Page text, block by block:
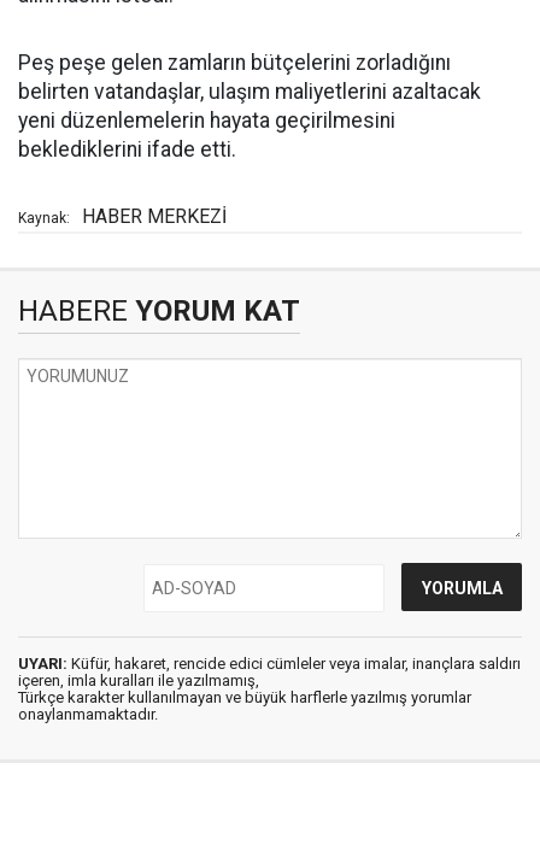
Peş peşe gelen zamların bütçelerini zorladığını
belirten vatandaşlar, ulaşım maliyetlerini azaltacak
yeni düzenlemelerin hayata geçirilmesini
beklediklerini ifade etti.
Kaynak: HABER MERKEZİ
HABERE YORUM KAT
UYARI: Küfür, hakaret, rencide edici cümleler veya imalar, inançlara saldırı
içeren, imla kuralları ile yazılmamış,
Türkçe karakter kullanılmayan ve büyük harflerle yazılmış yorumlar
onaylanmamaktadır.